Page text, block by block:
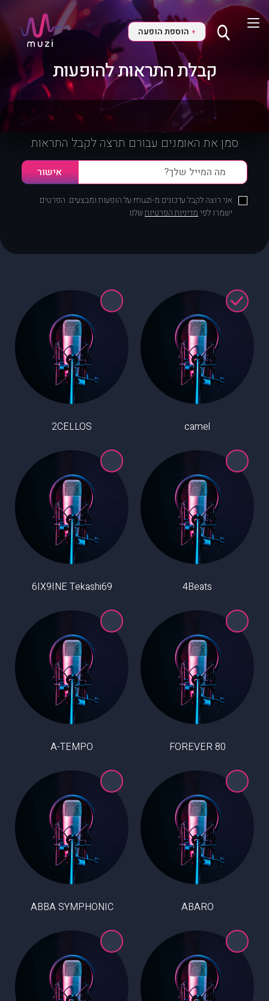
+ הוספת הופעה
קבלת התראות להופעות
סמן את האומנים עבורם תרצה לקבל התראות
אני רוצה לקבל עדכונים מ-muzi על הופעות ומבצעים. הפרטים
ישמרו לפימדיניות הפרטיותשלנו
camel
2CELLOS
4Beats
6IX9INE Tekashi69
80 FOREVER
A-TEMPO
ABARO
ABBA SYMPHONIC